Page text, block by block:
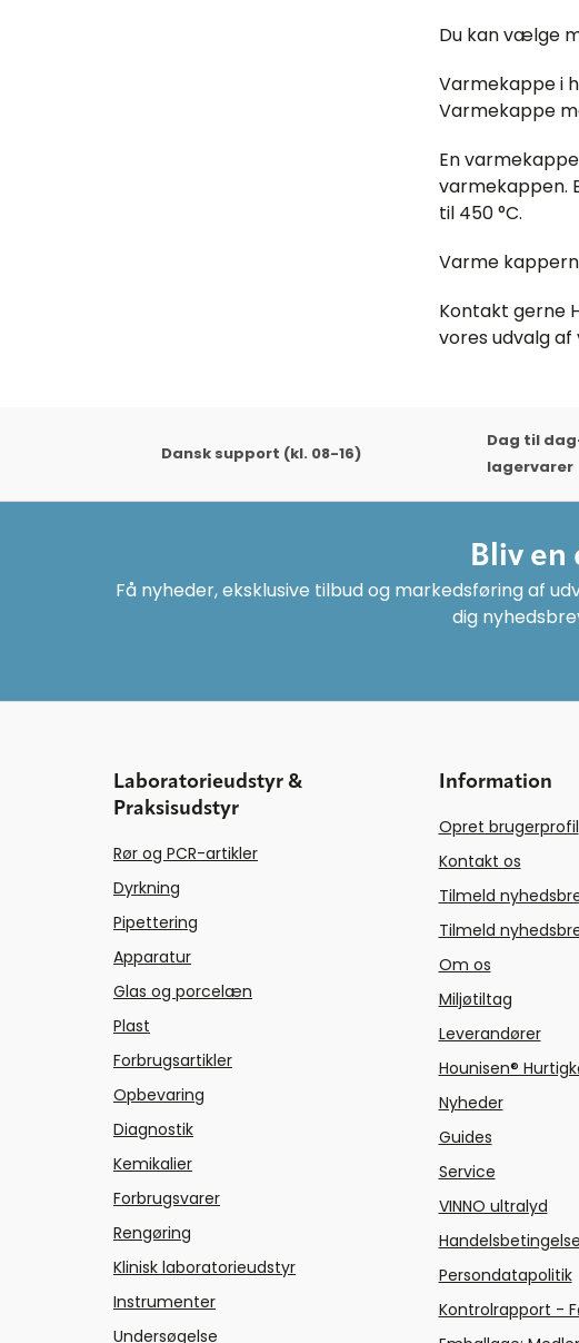
Du kan vælge
Varmekappe i
Varmekappe
En
varmekappen.
til 450 °C.
Varme
Kontakt gerne
vores udvalg
Dansk support (kl. 08-16)
Dag til
lagervarer
Bliv en
Få nyheder, eksklusive tilbud og markedsføring af
dig
Laboratorieudstyr &
Praksisudstyr
Rør og PCR-artikler
Dyrkning
Pipettering
Apparatur
Glas og porcelæn
Plast
Forbrugsartikler
Opbevaring
Diagnostik
Kemikalier
Forbrugsvarer
Rengøring
Klinisk laboratorieudstyr
Instrumenter
Undersøgelse
Information
Opret brugerprofil
Kontakt os
Tilmeld
Tilmeld
Om os
Miljøtiltag
Leverandører
Hounisen®
Nyheder
Guides
Service
VINNO ultralyd
Persondatapolitik
Kontrolrapport -